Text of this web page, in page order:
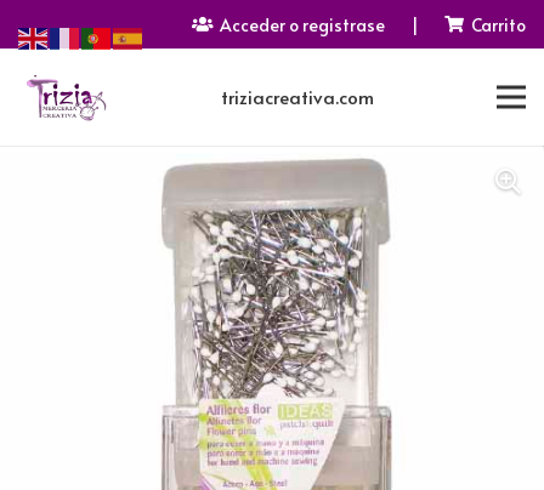
Acceder o registrase | Carrito
triziacreativa.com